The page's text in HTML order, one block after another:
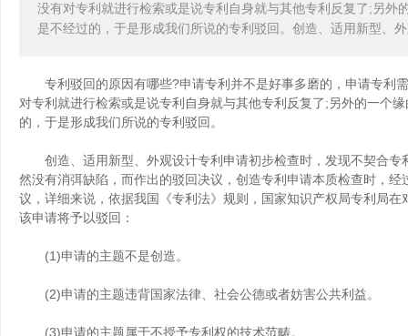
没有对专利就进行检索或是说专利自身就与其他专利反复了;另外
是不经过的，于是形成我们所说的专利驳回。创造、适用新型、
专利驳回的原因有哪些?申请专利并不是好事多磨的，申请专利
对专利就进行检索或是说专利自身就与其他专利反复了;另外的一个
的，于是形成我们所说的专利驳回。
创造、适用新型、外观设计专利申请初步检查时，发现不契合专
然没有消弭缺陷，而作出的驳回决议，创造专利申请本质检查时，
议，详细来说，依据我国《专利法》规则，国家知识产权局专利局在
该申请将予以驳回：
(1)申请的主题不是创造。
(2)申请的主题违背国家法律、社会公德或者妨害公共利益。
(3)申请的主题属于不授予专利权的技术范畴。